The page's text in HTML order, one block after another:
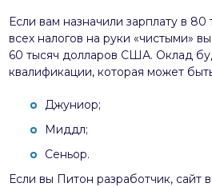
Если вам назначили зарплату в 80
всех налогов на руки «чистыми»
60 тысяч долларов США. Оклад
квалификации, которая может
Джуниор;
Миддл;
Сеньор.
Если вы Питон разработчик, сайт